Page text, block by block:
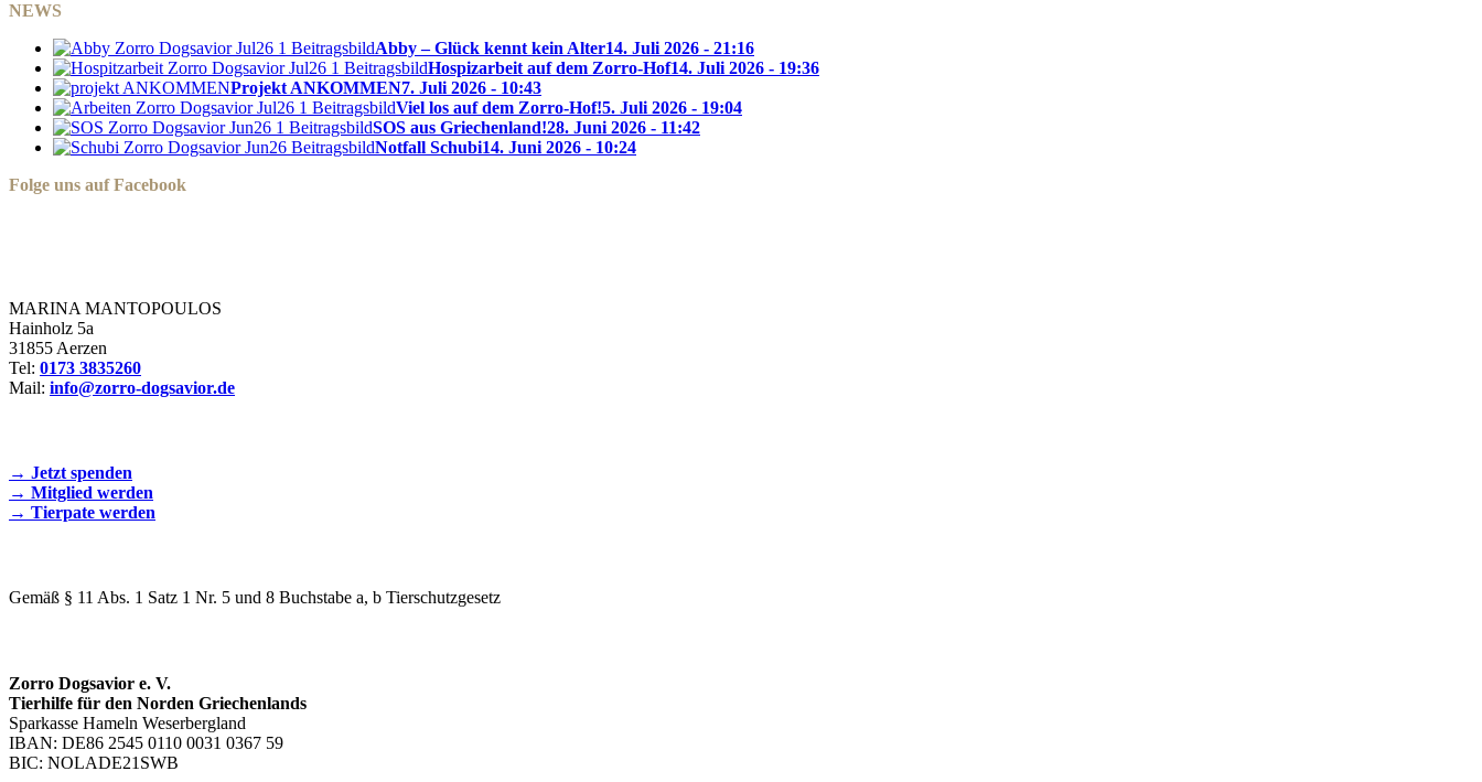
NEWS
Abby – Glück kennt kein Alter14. Juli 2026 - 21:16
Hospizarbeit auf dem Zorro-Hof14. Juli 2026 - 19:36
Projekt ANKOMMEN7. Juli 2026 - 10:43
Viel los auf dem Zorro-Hof!5. Juli 2026 - 19:04
SOS aus Griechenland!28. Juni 2026 - 11:42
Notfall Schubi14. Juni 2026 - 10:24
Folge uns auf Facebook
MARINA MANTOPOULOS
Hainholz 5a
31855 Aerzen
Tel: 0173 3835260
Mail: info@zorro-dogsavior.de
→ Jetzt spenden
→ Mitglied werden
→ Tierpate werden
Gemäß § 11 Abs. 1 Satz 1 Nr. 5 und 8 Buchstabe a, b Tierschutzgesetz
Zorro Dogsavior e. V.
Tierhilfe für den Norden Griechenlands
Sparkasse Hameln Weserbergland
IBAN: DE86 2545 0110 0031 0367 59
BIC: NOLADE21SWB